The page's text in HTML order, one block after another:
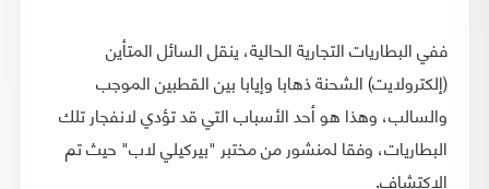
ففي البطاريات التجارية الحالية، ينقل السائل المتأين
(إلكترولايت) الشحنة ذهابا وإيابا بين القطبين الموجب
والسالب، وهذا هو أحد الأسباب التي قد تؤدي لانفجار تلك
البطاريات، وفقا لمنشور من مختبر "بيركيلي لاب" حيث تم
الاكتشاف.